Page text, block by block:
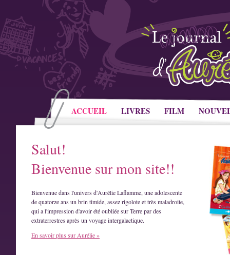
ACCUEIL LIVRES FILM
Salut!
Bienvenue sur mon site!!
Bienvenue dans l'univers d'Aurélie Laflamme, une adolescente
de quatorze ans un brin timide, assez rigolote et très maladroite,
qui a l'impression d'avoir été oubliée sur Terre par des
extraterrestres après un voyage intergalactique.
En savoir plus sur Aurélie »